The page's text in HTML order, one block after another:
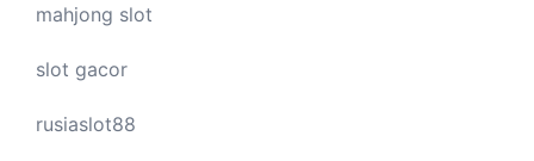
mahjong slot
slot gacor
rusiaslot88